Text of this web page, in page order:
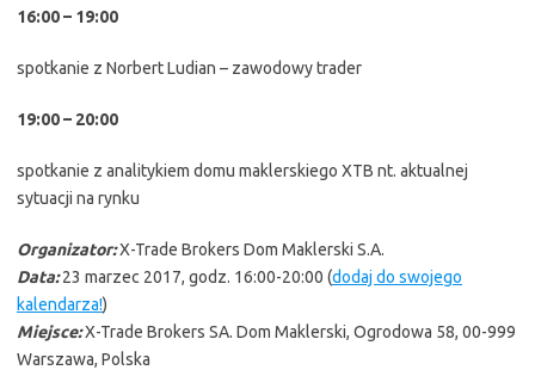
16:00 – 19:00
spotkanie z Norbert Ludian – zawodowy trader
19:00 – 20:00
spotkanie z analitykiem domu maklerskiego XTB nt. aktualnej
sytuacji na rynku
Organizator:X-Trade Brokers Dom Maklerski S.A.
Data:23 marzec 2017, godz. 16:00-20:00 (dodaj do swojego
kalendarza!)
Miejsce:X-Trade Brokers SA. Dom Maklerski, Ogrodowa 58, 00-999
Warszawa, Polska